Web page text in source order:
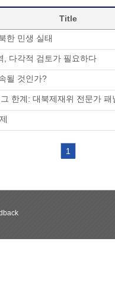
Title
한 민생 실태
, 다각적 검토가 필요하다
될 것인가?
한계: 대북제재위 전문가 패
1